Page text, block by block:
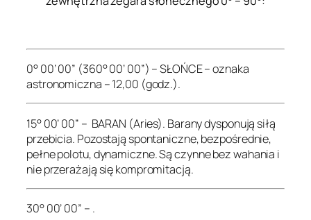
0° 00’ 00” (360° 00’ 00”) – SŁOŃCE – oznaka
astronomiczna – 12,00 (godz.).
15° 00’ 00” – BARAN (Aries). Barany dysponują siłą
przebicia. Pozostają spontaniczne, bezpośrednie,
pełne polotu, dynamiczne. Są czynne bez wahania i
nie przerażają się kompromitacją.
30° 00’ 00” – .